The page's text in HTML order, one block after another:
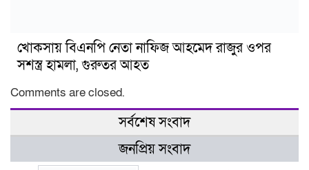
খোকসায় বিএনপি নেতা নাফিজ আহমেদ রাজুর ওপর
সশস্ত্র হামলা, গুরুতর আহত
Comments are closed.
সর্বশেষ সংবাদ
জনপ্রিয় সংবাদ